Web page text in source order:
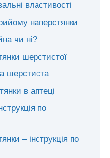
властивості
наперстянки
чи ні?
шерстистої
шерстиста
в аптеці
по
– інструкція по